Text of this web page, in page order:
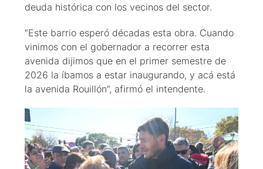
deuda histórica con los vecinos del sector.
“Este barrio esperó décadas esta obra. Cuando
vinimos con el gobernador a recorrer esta
avenida dijimos que en el primer semestre de
2026 la íbamos a estar inaugurando, y acá está
la avenida Rouillón”, afirmó el intendente.